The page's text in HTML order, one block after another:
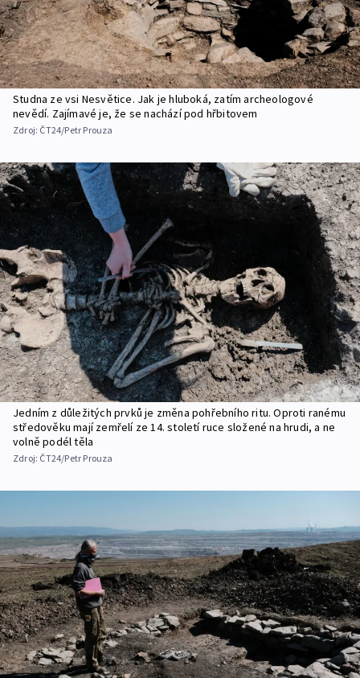
Studna ze vsi Nesvětice. Jak je hluboká, zatím archeologové
nevědí. Zajímavé je, že se nachází pod hřbitovem
Zdroj: ČT24/Petr Prouza
Jedním z důležitých prvků je změna pohřebního ritu. Oproti ranému
středověku mají zemřelí ze 14. století ruce složené na hrudi, a ne
volně podél těla
Zdroj: ČT24/Petr Prouza